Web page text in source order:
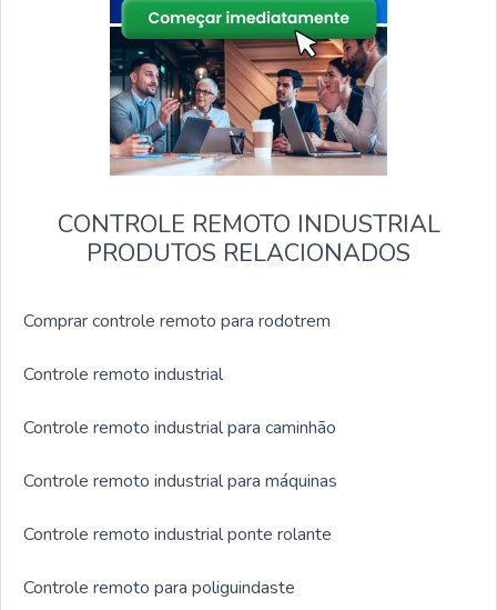
CONTROLE REMOTO INDUSTRIAL
PRODUTOS RELACIONADOS
Comprar controle remoto para rodotrem
Controle remoto industrial
Controle remoto industrial para caminhão
Controle remoto industrial para máquinas
Controle remoto industrial ponte rolante
Controle remoto para poliguindaste